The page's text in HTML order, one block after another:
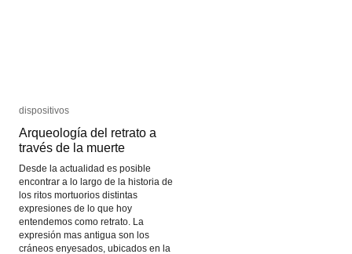
dispositivos
Arqueología del retrato a
través de la muerte
Desde la actualidad es posible
encontrar a lo largo de la historia de
los ritos mortuorios distintas
expresiones de lo que hoy
entendemos como retrato. La
expresión mas antigua son los
cráneos enyesados, ubicados en la
dispositivos
Arqueología del retrato a
través de la muerte